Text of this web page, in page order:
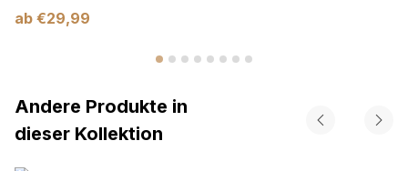
ab €29,99
Andere Produkte in
dieser Kollektion